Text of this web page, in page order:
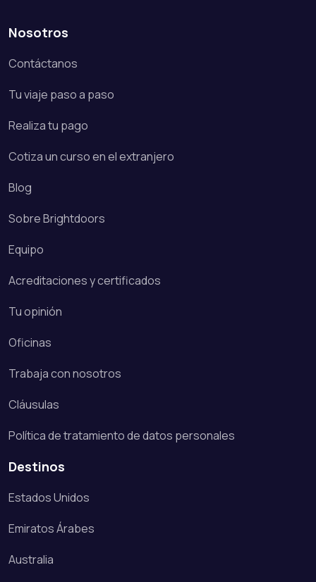
Nosotros
Contáctanos
Tu viaje paso a paso
Realiza tu pago
Cotiza un curso en el extranjero
Blog
Sobre Brightdoors
Equipo
Acreditaciones y certificados
Tu opinión
Oficinas
Trabaja con nosotros
Cláusulas
Política de tratamiento de datos personales
Destinos
Estados Unidos
Emiratos Árabes
Australia